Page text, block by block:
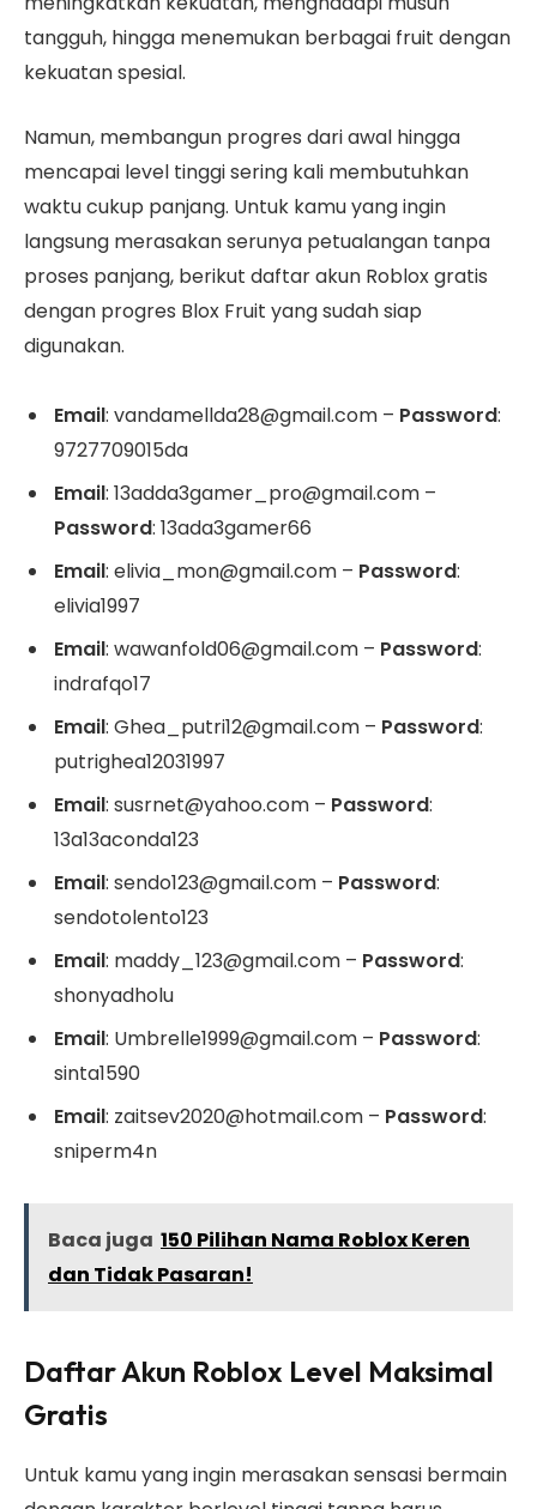
tangguh, hingga menemukan berbagai fruit dengan
kekuatan spesial.
Namun, membangun progres dari awal hingga
mencapai level tinggi sering kali membutuhkan
waktu cukup panjang. Untuk kamu yang ingin
langsung merasakan serunya petualangan tanpa
proses panjang, berikut daftar akun Roblox gratis
dengan progres Blox Fruit yang sudah siap
digunakan.
Email: vandamellda28@gmail.com – Password:
9727709015da
Email: 13adda3gamer_pro@gmail.com –
Password: 13ada3gamer66
Email: elivia_mon@gmail.com – Password:
elivia1997
Email: wawanfold06@gmail.com – Password:
indrafqo17
Email: Ghea_putri12@gmail.com – Password:
putrighea12031997
Email: susrnet@yahoo.com – Password:
13a13aconda123
Email: sendo123@gmail.com – Password:
sendotolento123
Email: maddy_123@gmail.com – Password:
shonyadholu
Email: Umbrelle1999@gmail.com – Password:
sinta1590
Email: zaitsev2020@hotmail.com – Password:
sniperm4n
Baca juga 150 Pilihan Nama Roblox Keren
dan Tidak Pasaran!
Daftar Akun Roblox Level Maksimal
Gratis
Untuk kamu yang ingin merasakan sensasi bermain